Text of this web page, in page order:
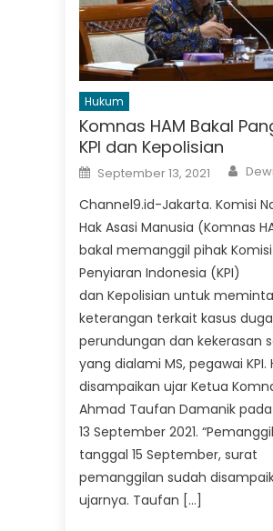
Hukum
Komnas HAM Bakal
KPI dan Kepolisian
Posted
on
September 13, 2021 Dewi
Channel9.id-Jakarta. Komisi
Hak Asasi Manusia (Komnas
bakal memanggil pihak Komisi
Penyiaran Indonesia (KPI)
dan Kepolisian untuk meminta
keterangan terkait kasus
perundungan dan kekerasan
yang dialami MS, pegawai KPI.
disampaikan ujar Ketua
Ahmad Taufan Damanik pada
13 September 2021.
tanggal 15 September, surat
pemanggilan sudah
ujarnya. Taufan […]